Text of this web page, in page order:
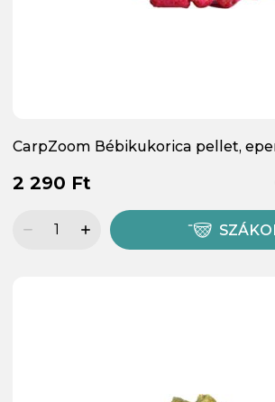
CarpZoom Bébikukorica pellet,
2 290 Ft